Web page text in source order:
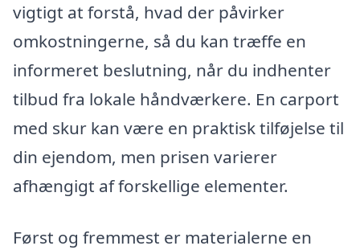
vigtigt at forstå, hvad der påvirker
omkostningerne, så du kan træffe en
informeret beslutning, når du indhenter
tilbud fra lokale håndværkere. En carport
med skur kan være en praktisk tilføjelse til
din ejendom, men prisen varierer
afhængigt af forskellige elementer.
Først og fremmest er materialerne en